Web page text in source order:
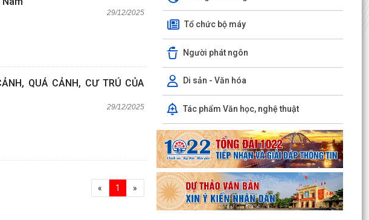
29/12/2025
QUÁ CẢNH, CƯ TRÚ CỦA
29/12/2025
« 1 »
Tổ chức bộ máy
Người phát ngôn
Di sản - Văn hóa
Tác phẩm Văn học, nghệ thuật